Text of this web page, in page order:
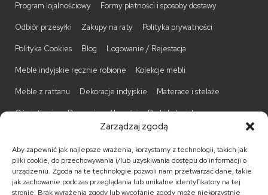
Zarządzaj zgodą
Aby zapewnić jak najlepsze wrażenia, korzystamy z technologii, takich jak
pliki cookie, do przechowywania i/lub uzyskiwania dostępu do informacji o
urządzeniu. Zgoda na te technologie pozwoli nam przetwarzać dane, takie
jak zachowanie podczas przeglądania lub unikalne identyfikatory na tej
stronie. Brak wyrażenia zgody lub wycofanie zgody może niekorzystnie
Program lojalnościowy Formy płatności i sposoby dostawy
Odbiór przesyłki Zakupy na raty Polityka prywatności
Polityka Cookies Blog Logowanie / Rejestacja
Meble indyjskie ręcznie robione Kolekcje mebli
Meble z rattanu Dekoracje indyjskie Materace i stelaże
Oświetlenie Promocje Nowości Barki kolonialne
Komody kolonialne Krzesła kolonialne
Kufry indyjskie Ławki kolonialne Łóżka kolonialne
Parawany kolonialne Półki kolonialne Regały kolonialne